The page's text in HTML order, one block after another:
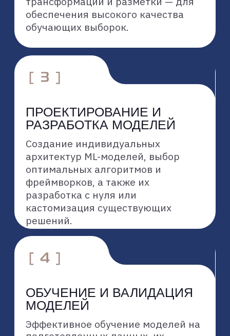
ИНДИВИДУАЛЬНАЯ
АДАПТАЦИЯ
лубоко погружаемся в специфику
ваших задач и данных, чтобы
создать решения, идеально
соответствующие вашим
СОКРАЩЕНИЕ ВРЕМЕНИ ДО
РЕЗУЛЬТАТА
оптимизированные процессы
разработки и внедрения
позволяют быстро перейти от
идеи к работающей ML-модели,
приносящей пользу
СНИЖЕНИЕ РИСКОВ
профессиональная подготовка
минимизируют риски ошибок
и неэффективности